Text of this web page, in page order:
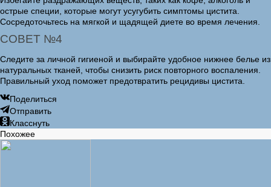
острые специи, которые могут усугубить симптомы цистита.
Сосредоточьтесь на мягкой и щадящей диете во время лечения.
СОВЕТ №4
Следите за личной гигиеной и выбирайте удобное нижнее белье из
натуральных тканей, чтобы снизить риск повторного воспаления.
Правильный уход поможет предотвратить рецидивы цистита.
Поделиться
Отправить
Класснуть
Похожее